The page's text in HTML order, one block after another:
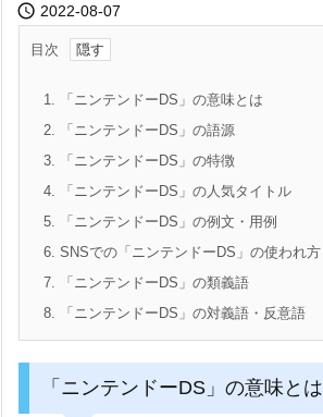
 2022-08-07
目次
1. 「ニンテンドーDS」の意味とは
2. 「ニンテンドーDS」の語源
3. 「ニンテンドーDS」の特徴
4. 「ニンテンドーDS」の人気タイトル
5. 「ニンテンドーDS」の例文・用例
6. SNSでの「ニンテンドーDS」の使われ方
7. 「ニンテンドーDS」の類義語
8. 「ニンテンドーDS」の対義語・反意語
「ニンテンドーDS」の意味とは